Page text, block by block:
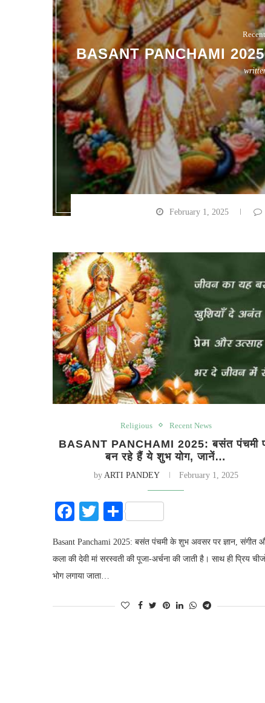
BASANT PANCHAMI 2025:
February 1, 2025
Religious Recent News
BASANT PANCHAMI 2025: बसंत पंचमी
बन रहे हैं ये शुभ योग, जानें…
by ARTI PANDEY February 1, 2025
Facebook
Twitter
Share
Basant Panchami 2025: बसंत पंचमी के शुभ अवसर पर ज्ञान, संगीत
कला की देवी मां सरस्वती की पूजा-अर्चना की जाती है। साथ ही प्रिय
भोग लगाया जाता…